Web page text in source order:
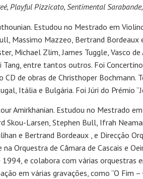
Playful Pizzicato, Sentimental
Estudou no Mestrado em
Massimo Mazzeo, Bertrand Bordeaux
Michael Zlim, James Tuggle, Vasco
entre tantos outros. Foi
de obras de Christhoper Bochmann.
Itália e Bulgária. Foi Júri do Prémio
Amirkhanian. Estudou no Mestrado
Larsen, Stephen Bull, Ifrah
e Bertrand Bordeaux , e Direcção
Orquestra de Câmara de Cascais e
e colabora com várias orquestras
em várias gravações, como “O Fim –